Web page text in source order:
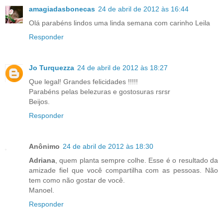
amagiadasbonecas 24 de abril de 2012 às 16:44
Olá parabéns lindos uma linda semana com carinho Leila
Responder
Jo Turquezza 24 de abril de 2012 às 18:27
Que legal! Grandes felicidades !!!!!
Parabéns pelas belezuras e gostosuras rsrsr
Beijos.
Responder
Anônimo 24 de abril de 2012 às 18:30
Adriana , quem planta sempre colhe. Esse é o resultado da
amizade fiel que você compartilha com as pessoas. Não
tem como não gostar de você.
Manoel.
Responder